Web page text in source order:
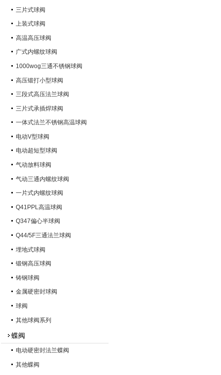
三片式球阀
上装式球阀
高温高压球阀
广式内螺纹球阀
1000wog三通不锈钢球阀
高压锻打小型球阀
三段式高压法兰球阀
三片式承插焊球阀
一体式法兰不锈钢高温球阀
电动V型球阀
电动超短型球阀
气动放料球阀
气动三通内螺纹球阀
一片式内螺纹球阀
Q41PPL高温球阀
Q347偏心半球阀
Q44/5F三通法兰球阀
埋地式球阀
锻钢高压球阀
铸钢球阀
金属硬密封球阀
球阀
其他球阀系列
蝶阀
电动硬密封法兰蝶阀
其他蝶阀